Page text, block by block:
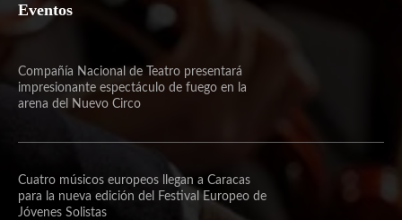
Eventos
Compañía Nacional de Teatro presentará
impresionante espectáculo de fuego en la
arena del Nuevo Circo
Cuatro músicos europeos llegan a Caracas
para la nueva edición del Festival Europeo de
Jóvenes Solistas